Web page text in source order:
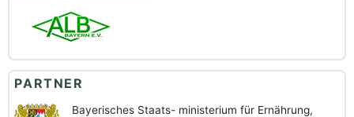
PARTNER
Bayerisches Staats- ministerium für Ernährung,